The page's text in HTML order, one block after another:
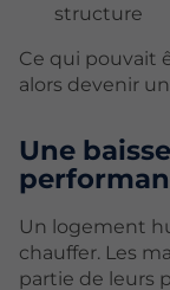
structure
Ce qui pouvait
alors devenir
Une
Un logement
chauffer. Les
partie de leurs